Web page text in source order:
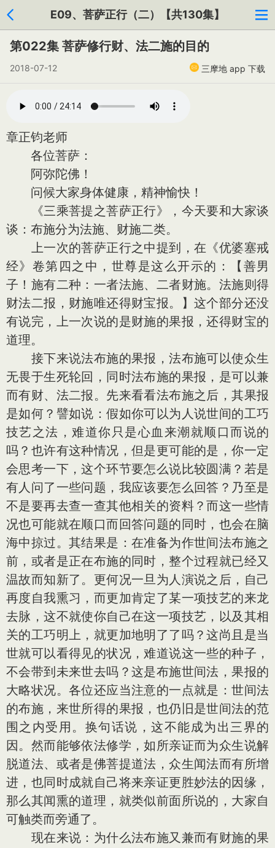
E09、菩萨正行（二）【共130集】
第022集 菩萨修行财、法二施的目的
2018-07-12 三摩地 app 下载
章正钧老师
各位菩萨：
阿弥陀佛！
问候大家身体健康，精神愉快！
《三乘菩提之菩萨正行》，今天要和大家谈
谈：布施分为法施、财施二类。
上一次的菩萨正行之中提到，在《优婆塞戒
经》卷第四之中，世尊是这么开示的：【善男
子！施有二种：一者法施、二者财施。法施则得
财法二报，财施唯还得财宝报。】这个部分还没
有说完，上一次说的是财施的果报，还得财宝的
道理。
接下来说法布施的果报，法布施可以使众生
无畏于生死轮回，同时法布施的果报，是可以兼
而有财、法二报。先来看看法布施之后，其果报
是如何？譬如说：假如你可以为人说世间的工巧
技艺之法，难道你只是心血来潮就顺口而说的
吗？也许有这种情况，但是更可能的是，你一定
会思考一下，这个环节要怎么说比较圆满？若是
有人问了一些问题，我应该要怎么回答？乃至是
不是要再去查一查其他相关的资料？而这一些情
况也可能就在顺口而回答问题的同时，也会在脑
海中掠过。其结果是：在准备为作世间法布施之
前，或者是正在布施的同时，整个过程就已经又
温故而知新了。更何况一旦为人演说之后，自己
再度自我熏习，而更加肯定了某一项技艺的来龙
去脉，这不就使你自己在这一项技艺，以及其相
关的工巧明上，就更加地明了了吗？这尚且是当
世就可以看得见的状况，难道说这一些的种子，
不会带到未来世去吗？这是布施世间法，果报的
大略状况。各位还应当注意的一点就是：世间法
的布施，来世所得的果报，也仍旧是世间法的范
围之内受用。换句话说，这不能成为出三界的
因。然而能够依法修学，如所亲证而为众生说解
脱道法、或者是佛菩提道法，众生闻法而有所增
进，也同时成就自己将来亲证更胜妙法的因缘，
那么其闻熏的道理，就类似前面所说的，大家自
可触类而旁通了。
现在来说：为什么法布施又兼而有财施的果